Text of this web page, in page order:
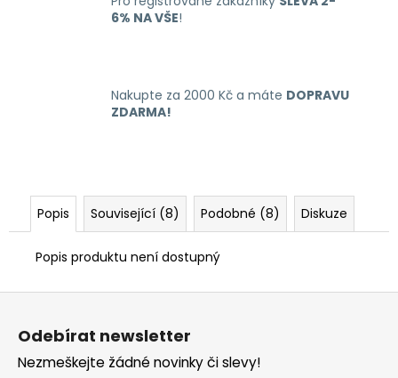
6% NA VŠE!
Nakupte za 2000 Kč a máte DOPRAVU
ZDARMA!
Popis Související (8) Podobné (8) Diskuze
Popis produktu není dostupný
Odebírat newsletter
Nezmeškejte žádné novinky či slevy!